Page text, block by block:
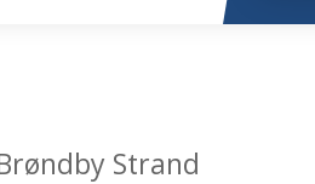
Strand